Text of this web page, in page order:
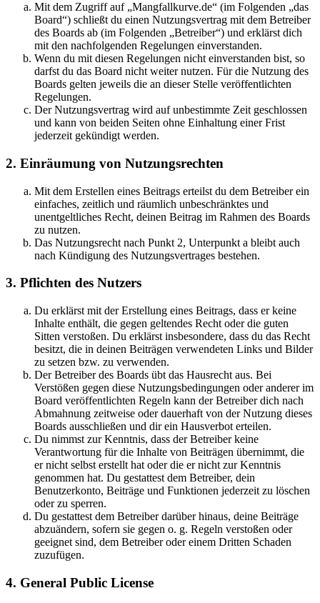
Mit dem Zugriff auf „Mangfallkurve.de“ (im Folgenden „das
Board“) schließt du einen Nutzungsvertrag mit dem Betreiber
des Boards ab (im Folgenden „Betreiber“) und erklärst dich
mit den nachfolgenden Regelungen einverstanden.
Wenn du mit diesen Regelungen nicht einverstanden bist, so
darfst du das Board nicht weiter nutzen. Für die Nutzung des
Boards gelten jeweils die an dieser Stelle veröffentlichten
Regelungen.
Der Nutzungsvertrag wird auf unbestimmte Zeit geschlossen
und kann von beiden Seiten ohne Einhaltung einer Frist
jederzeit gekündigt werden.
2. Einräumung von Nutzungsrechten
Mit dem Erstellen eines Beitrags erteilst du dem Betreiber ein
einfaches, zeitlich und räumlich unbeschränktes und
unentgeltliches Recht, deinen Beitrag im Rahmen des Boards
zu nutzen.
Das Nutzungsrecht nach Punkt 2, Unterpunkt a bleibt auch
nach Kündigung des Nutzungsvertrages bestehen.
3. Pflichten des Nutzers
Du erklärst mit der Erstellung eines Beitrags, dass er keine
Inhalte enthält, die gegen geltendes Recht oder die guten
Sitten verstoßen. Du erklärst insbesondere, dass du das Recht
besitzt, die in deinen Beiträgen verwendeten Links und Bilder
zu setzen bzw. zu verwenden.
Der Betreiber des Boards übt das Hausrecht aus. Bei
Verstößen gegen diese Nutzungsbedingungen oder anderer im
Board veröffentlichten Regeln kann der Betreiber dich nach
Abmahnung zeitweise oder dauerhaft von der Nutzung dieses
Boards ausschließen und dir ein Hausverbot erteilen.
Du nimmst zur Kenntnis, dass der Betreiber keine
Verantwortung für die Inhalte von Beiträgen übernimmt, die
er nicht selbst erstellt hat oder die er nicht zur Kenntnis
genommen hat. Du gestattest dem Betreiber, dein
Benutzerkonto, Beiträge und Funktionen jederzeit zu löschen
oder zu sperren.
Du gestattest dem Betreiber darüber hinaus, deine Beiträge
abzuändern, sofern sie gegen o. g. Regeln verstoßen oder
geeignet sind, dem Betreiber oder einem Dritten Schaden
zuzufügen.
4. General Public License